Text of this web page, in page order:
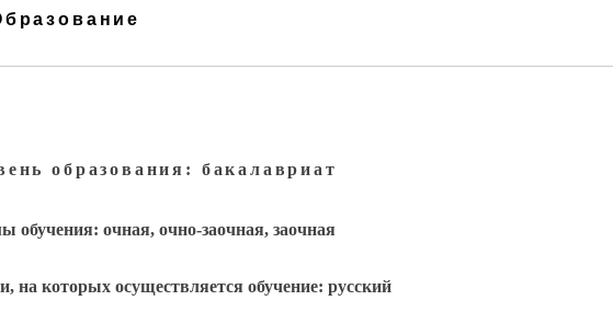
образования: бакалавриат
обучения: очная, очно-заочная, заочная
на которых осуществляется обучение: русский